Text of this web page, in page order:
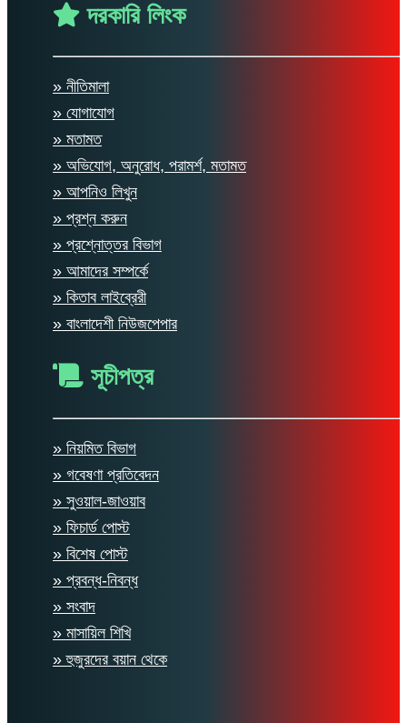
দরকারি লিংক
» নীতিমালা
» যোগাযোগ
» মতামত
» অভিযোগ, অনুরোধ, পরামর্শ, মতামত
» আপনিও লিখুন
» প্রশ্ন করুন
» প্রশ্নোত্তর বিভাগ
» আমাদের সম্পর্কে
» কিতাব লাইব্রেরী
» বাংলাদেশী নিউজপেপার
সূচীপত্র
» নিয়মিত বিভাগ
» গবেষণা প্রতিবেদন
» সুওয়াল-জাওয়াব
» ফিচার্ড পোস্ট
» বিশেষ পোস্ট
» প্রবন্ধ-নিবন্ধ
» সংবাদ
» মাসায়িল শিখি
» হুজুরদের বয়ান থেকে